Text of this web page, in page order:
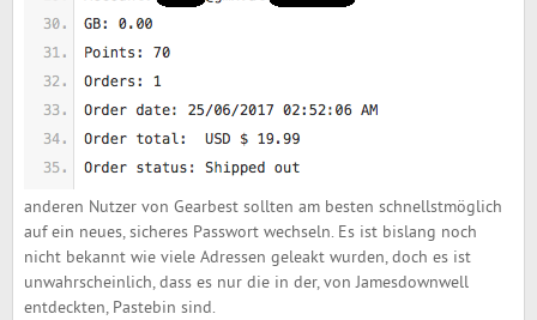
anderen Nutzer von Gearbest sollten am besten schnellstmöglich
auf ein neues, sicheres Passwort wechseln. Es ist bislang noch
nicht bekannt wie viele Adressen geleakt wurden, doch es ist
unwahrscheinlich, dass es nur die in der, von Jamesdownwell
entdeckten, Pastebin sind.